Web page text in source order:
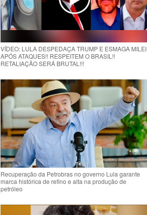
VÍDEO: LULA DESPEDAÇA TRUMP E ESMAGA MILEI
APÓS ATAQUES!! RESPEITEM O BRASIL!!
RETALIAÇÃO SERÁ BRUTAL!!!
Recuperação da Petrobras no governo Lula garante
marca histórica de refino e alta na produção de
petróleo